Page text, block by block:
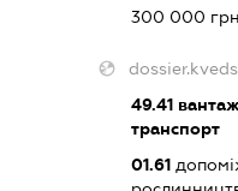
300 000
49.41
транспорт
01.61